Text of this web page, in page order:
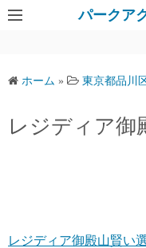
パークア
ホーム » 東京都品川
レジディア御
レジディア御殿山賢い